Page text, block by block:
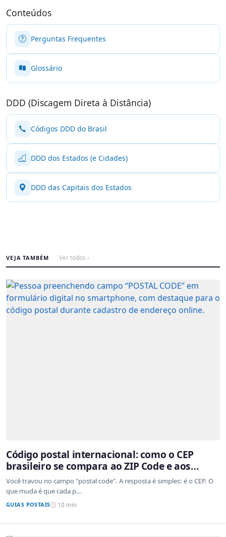
Conteúdos
Perguntas Frequentes
Glossário
DDD (Discagem Direta à Distância)
Códigos DDD do Brasil
DDD dos Estados (e Cidades)
DDD das Capitais dos Estados
VEJA TAMBÉM Ver todos ›
Código postal internacional: como o CEP
brasileiro se compara ao ZIP Code e aos
sistemas de outros países
Você travou no campo "postal code". A resposta é simples: é o CEP. O
que muda é que cada p...
GUIAS POSTAIS 10 min